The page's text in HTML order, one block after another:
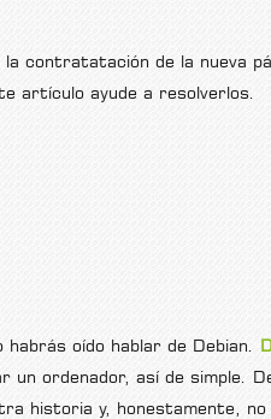
contratatación de la nueva
artículo ayude a resolverlos.
oído hablar de Debian.
ordenador, así de simple.
historia y, honestamente, no